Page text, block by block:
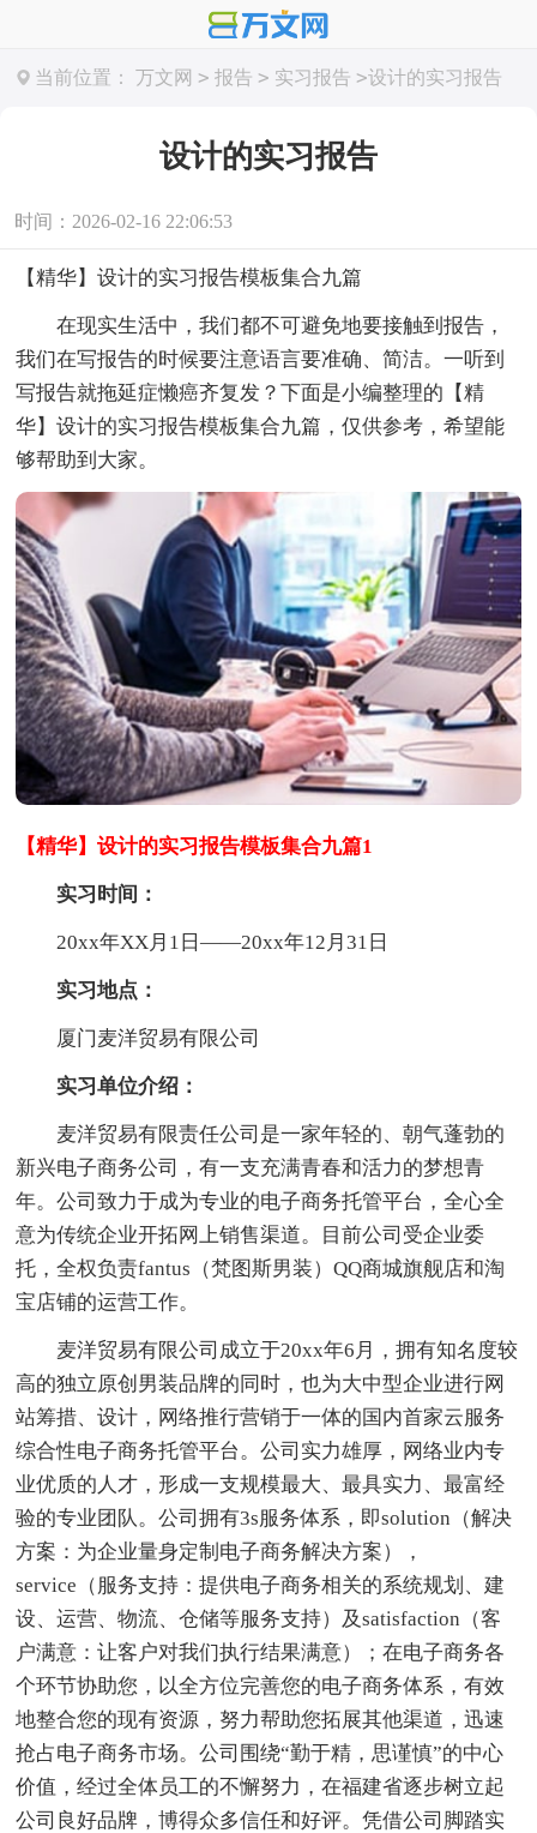
当前位置： 万文网 > 报告 > 实习报告 >设计的实习报告
设计的实习报告
时间：2026-02-16 22:06:53
【精华】设计的实习报告模板集合九篇
在现实生活中，我们都不可避免地要接触到报告，
我们在写报告的时候要注意语言要准确、简洁。一听到
写报告就拖延症懒癌齐复发？下面是小编整理的【精
华】设计的实习报告模板集合九篇，仅供参考，希望能
够帮助到大家。
【精华】设计的实习报告模板集合九篇1
实习时间：
20xx年XX月1日——20xx年12月31日
实习地点：
厦门麦洋贸易有限公司
实习单位介绍：
麦洋贸易有限责任公司是一家年轻的、朝气蓬勃的
新兴电子商务公司，有一支充满青春和活力的梦想青
年。公司致力于成为专业的电子商务托管平台，全心全
意为传统企业开拓网上销售渠道。目前公司受企业委
托，全权负责fantus（梵图斯男装）QQ商城旗舰店和淘
宝店铺的运营工作。
麦洋贸易有限公司成立于20xx年6月，拥有知名度较
高的独立原创男装品牌的同时，也为大中型企业进行网
站筹措、设计，网络推行营销于一体的国内首家云服务
综合性电子商务托管平台。公司实力雄厚，网络业内专
业优质的人才，形成一支规模最大、最具实力、最富经
验的专业团队。公司拥有3s服务体系，即solution（解决
方案：为企业量身定制电子商务解决方案），
service（服务支持：提供电子商务相关的系统规划、建
设、运营、物流、仓储等服务支持）及satisfaction（客
户满意：让客户对我们执行结果满意）；在电子商务各
个环节协助您，以全方位完善您的电子商务体系，有效
地整合您的现有资源，努力帮助您拓展其他渠道，迅速
抢占电子商务市场。公司围绕“勤于精，思谨慎”的中心
价值，经过全体员工的不懈努力，在福建省逐步树立起
公司良好品牌，博得众多信任和好评。凭借公司脚踏实